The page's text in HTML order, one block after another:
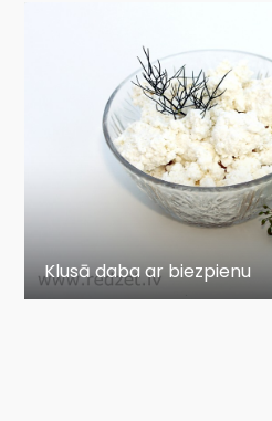
Klusā daba ar biezpienu